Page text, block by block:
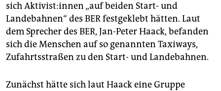
sich Ak­ti­vis­t:in­nen „auf beiden Start- und
Landebahnen“ des BER festgeklebt hätten. Laut
dem Sprecher des BER, Jan-Peter Haack, befanden
sich die Menschen auf so genannten Taxiways,
Zufahrtsstraßen zu den Start- und Landebahnen.
Zunächst hätte sich laut Haack eine Gruppe